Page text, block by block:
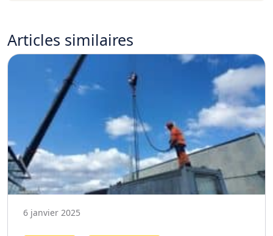
Articles similaires
6 janvier 2025